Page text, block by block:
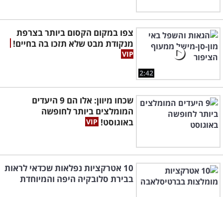
2:42
צפו במקום הקסום ביותר בצרפת
מנקודת מבט שלא תזכו בה בחיים!
שכחו מיוון: אלו הם 9 היעדים
המומלצים ביותר לחופשה
באוגוסט!
10 אטרקציות נפלאות שכדאי לראות
בבירת סלובקיה היפה והמיוחדת